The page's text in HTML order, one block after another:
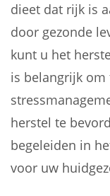
dieet dat rijk is
door gezonde
kunt u het
is belangrijk om
herstel te
begeleiden in
voor uw